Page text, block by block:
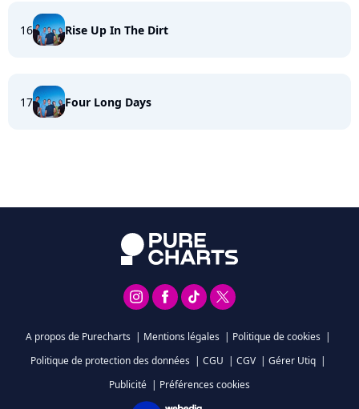
16 Rise Up In The Dirt
17 Four Long Days
A propos de Purecharts | Mentions légales | Politique de cookies |
Politique de protection des données | CGU | CGV | Gérer Utiq |
Publicité | Préférences cookies